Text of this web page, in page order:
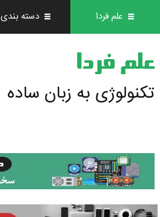
علم فردا دسته بندی
علم فردا
تکنولوژی به زبان ساده